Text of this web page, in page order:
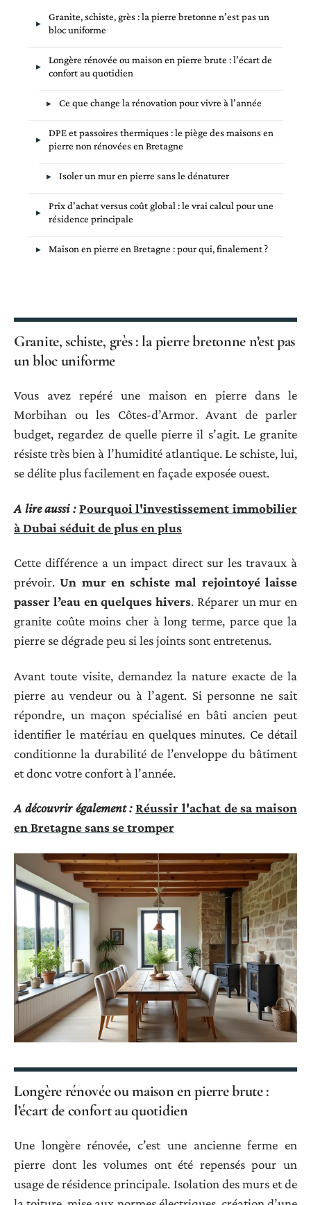
Granite, schiste, grès : la pierre bretonne n’est pas un
bloc uniforme
Longère rénovée ou maison en pierre brute : l’écart de
confort au quotidien
Ce que change la rénovation pour vivre à l’année
DPE et passoires thermiques : le piège des maisons en
pierre non rénovées en Bretagne
Isoler un mur en pierre sans le dénaturer
Prix d’achat versus coût global : le vrai calcul pour une
résidence principale
Maison en pierre en Bretagne : pour qui, finalement ?
Granite, schiste, grès : la pierre bretonne n’est pas
un bloc uniforme
Vous avez repéré une maison en pierre dans le
Morbihan ou les Côtes-d’Armor. Avant de parler
budget, regardez de quelle pierre il s’agit. Le granite
résiste très bien à l’humidité atlantique. Le schiste, lui,
se délite plus facilement en façade exposée ouest.
A lire aussi : Pourquoi l'investissement immobilier
à Dubai séduit de plus en plus
Cette différence a un impact direct sur les travaux à
prévoir.Un mur en schiste mal rejointoyé laisse
passer l’eau en quelques hivers. Réparer un mur en
granite coûte moins cher à long terme, parce que la
pierre se dégrade peu si les joints sont entretenus.
Avant toute visite, demandez la nature exacte de la
pierre au vendeur ou à l’agent. Si personne ne sait
répondre, un maçon spécialisé en bâti ancien peut
identifier le matériau en quelques minutes. Ce détail
conditionne la durabilité de l’enveloppe du bâtiment
et donc votre confort à l’année.
A découvrir également : Réussir l'achat de sa maison
en Bretagne sans se tromper
Longère rénovée ou maison en pierre brute :
l’écart de confort au quotidien
Une longère rénovée, c’est une ancienne ferme en
pierre dont les volumes ont été repensés pour un
usage de résidence principale. Isolation des murs et de